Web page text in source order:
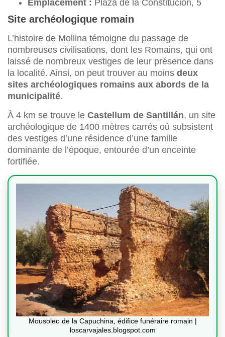
Emplacement : Plaza de la Constitución, 5
Site archéologique romain
L’histoire de Mollina témoigne du passage de
nombreuses civilisations, dont les Romains, qui ont
laissé de nombreux vestiges de leur présence dans
la localité. Ainsi, on peut trouver au moins deux
sites archéologiques romains aux abords de la
municipalité.
À 4 km se trouve le Castellum de Santillán, un site
archéologique de 1400 mètres carrés où subsistent
des vestiges d’une résidence d’une famille
dominante de l’époque, entourée d’un enceinte
fortifiée.
Mousoleo de la Capuchina, édifice funéraire romain |
loscarvajales.blogspot.com